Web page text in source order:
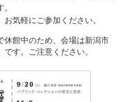
気軽にご参加ください。
休館中のため、会場は新潟市
す。ご注意ください。